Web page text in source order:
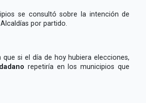
se consultó sobre la intención de
por partido.
que si el día de hoy hubiera elecciones,
repetiría en los municipios que